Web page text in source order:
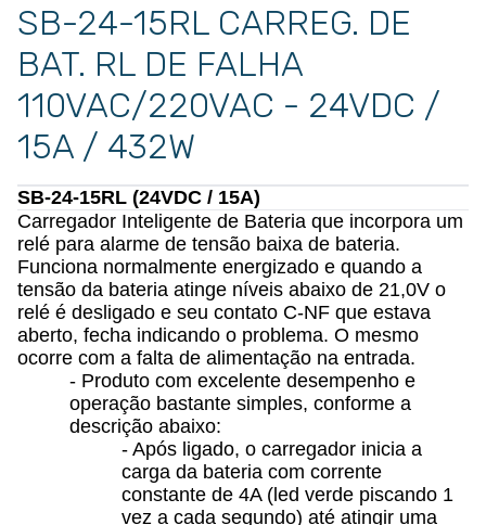
SB-24-15RL CARREG. DE
BAT. RL DE FALHA
110VAC/220VAC - 24VDC /
15A / 432W
SB-24-15RL (24VDC / 15A)
Carregador Inteligente de Bateria que incorpora um
relé para alarme de tensão baixa de bateria.
Funciona normalmente energizado e quando a
tensão da bateria atinge níveis abaixo de 21,0V o
relé é desligado e seu contato C-NF que estava
aberto, fecha indicando o problema. O mesmo
ocorre com a falta de alimentação na entrada.
- Produto com excelente desempenho e
operação bastante simples, conforme a
descrição abaixo:
- Após ligado, o carregador inicia a
carga da bateria com corrente
constante de 4A (led verde piscando 1
vez a cada segundo) até atingir uma